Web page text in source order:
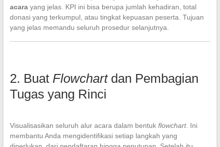
acarayang jelas. KPI ini bisa berupa jumlah kehadiran, total
donasi yang terkumpul, atau tingkat kepuasan peserta. Tujuan
yang jelas memandu seluruh prosedur selanjutnya.
2. Buat Flowchartdan Pembagian
Tugas yang Rinci
Visualisasikan seluruh alur acara dalam bentuk flowchart. Ini
membantu Anda mengidentifikasi setiap langkah yang